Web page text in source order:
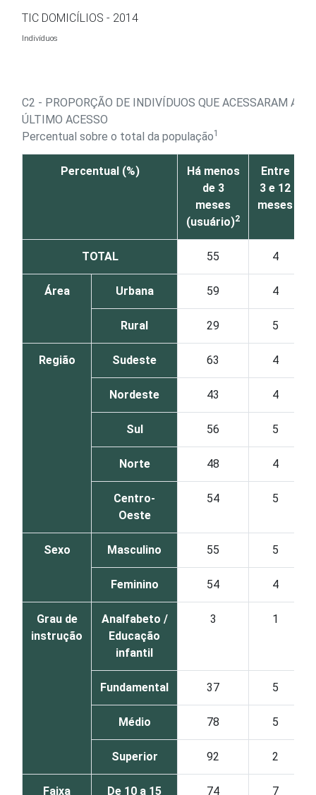
Ir para o conteúdo
TIC DOMICÍLIOS - 2014
Indivíduos
C2 - PROPORÇÃO DE INDIVÍDUOS QUE ACESSARAM A
ÚLTIMO ACESSO
Percentual sobre o total da população1
Percentual (%)
Há menos
de 3
meses
(usuário)2
Entre
3 e 12
meses
TOTAL 55 4
Área Urbana 59 4
Rural 29 5
Região Sudeste 63 4
Nordeste 43 4
Sul 56 5
Norte 48 4
Centro-
Oeste
54 5
Sexo Masculino 55 5
Feminino 54 4
Grau de
instrução
Analfabeto /
Educação
infantil
3 1
Fundamental 37 5
Médio 78 5
Superior 92 2
Faixa
De 10 a 15
74 7